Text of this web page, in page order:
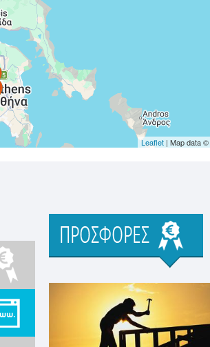
Leaflet | Map data ©